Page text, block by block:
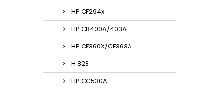
HP CF294x
HP CB400A/403A
HP CF360X/CF363A
H 828
HP CC530A